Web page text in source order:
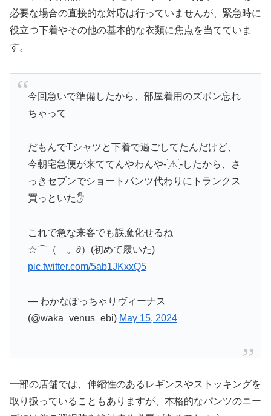
必要な場合の直接的な対応は行っていませんが、緊急時に
役立つ下着やその他の基本的な衣類に焦点を当てていま
す。
今回急いで準備したから、部屋着用のズボン忘れ
ちゃって
だもんでTシャツと下着で過ごしてたんだけど、
今朝宅急便が来ててんやわんや- ̗̀⚠︎ ̖́-したから、さ
っきセブンでショートパンツ代わりにトランクス
買っといた✋
これで急な来客でも誤魔化せるね
☆⌒（ゝ。∂）(初めて履いた)
pic.twitter.com/5ab1JKxxQ5
— わかなぽっちゃりヴィーナス
(@waka_venus_ebi) May 15, 2024
一部の店舗では、伸縮性のあるレギンスやストッキングを
取り扱っていることもありますが、本格的なパンツのニー